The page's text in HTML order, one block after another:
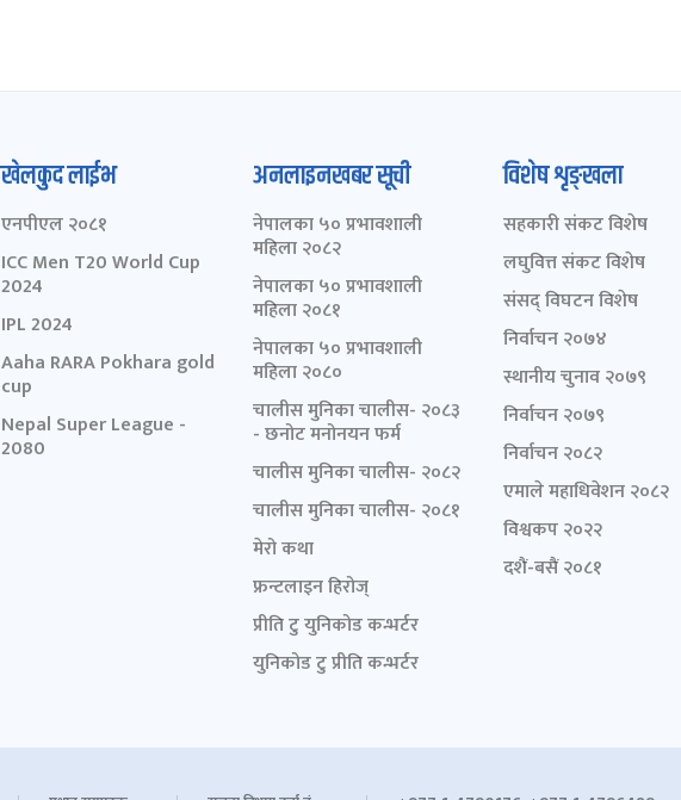
खेलकुद लाईभ
एनपीएल २०८१
ICC Men T20 World Cup
2024
IPL 2024
Aaha RARA Pokhara gold
cup
Nepal Super League -
2080
अनलाइनखबर सूची
नेपालका ५० प्रभावशाली
महिला २०८२
नेपालका ५० प्रभावशाली
महिला २०८१
नेपालका ५० प्रभावशाली
महिला २०८०
चालीस मुनिका चालीस- २०८३
- छनोट मनोनयन फर्म
चालीस मुनिका चालीस- २०८२
चालीस मुनिका चालीस- २०८१
मेरो कथा
फ्रन्टलाइन हिरोज्
प्रीति टु युनिकोड कन्भर्टर
युनिकोड टु प्रीति कन्भर्टर
विशेष शृङ्खला
सहकारी संकट विशेष
लघुवित्त संकट विशेष
संसद् विघटन विशेष
निर्वाचन २०७४
स्थानीय चुनाव २०७९
निर्वाचन २०७९
निर्वाचन २०८२
एमाले महाधिवेशन २०८२
विश्वकप २०२२
दशैं-बसैं २०८१